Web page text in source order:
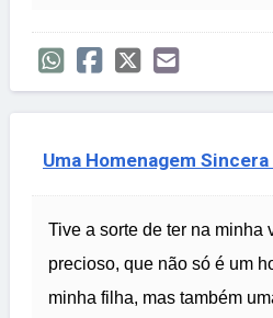
Uma Homenagem
Tive a sorte de ter na minha
precioso, que não só é um
minha filha, mas também